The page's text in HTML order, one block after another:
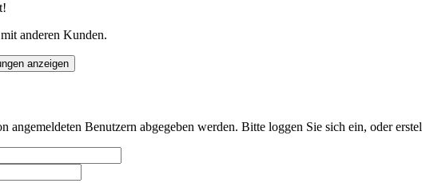
anderen Kunden.
anzeigen
angemeldeten Benutzern abgegeben werden. Bitte loggen Sie sich ein, oder